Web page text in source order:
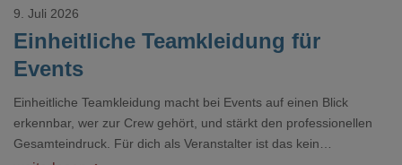
Einheitliche Teamkleidung für
Events
9. Juli 2026
Einheitliche Teamkleidung macht bei Events auf einen Blick
erkennbar, wer zur Crew gehört, und stärkt den professionellen
Gesamteindruck. Für dich als Veranstalter ist das kein